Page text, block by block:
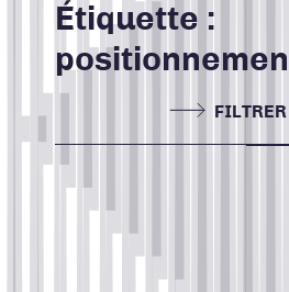
Carrières
Blogue
Contact
CONTACT
Étiquette :